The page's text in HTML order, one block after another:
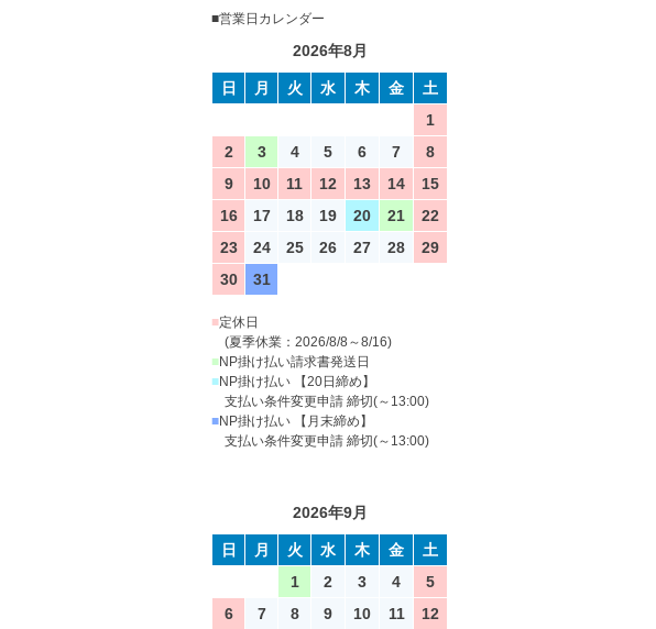
■営業日カレンダー
2026年8月
日 月 火 水 木 金
土
1
2
3 4 5 6 7
8
9
10 11 12 13 14
15
16
17 18 19 20 21
22
23
24 25 26 27 28
29
30
31
■定休日
(夏季休業：2026/8/8～8/16)
■NP掛け払い請求書発送日
■NP掛け払い 【20日締め】
支払い条件変更申請 締切(～13:00)
■NP掛け払い 【月末締め】
支払い条件変更申請 締切(～13:00)
2026年9月
日 月 火 水 木 金
土
1
2 3 4
5
6
7 8 9 10 11 12